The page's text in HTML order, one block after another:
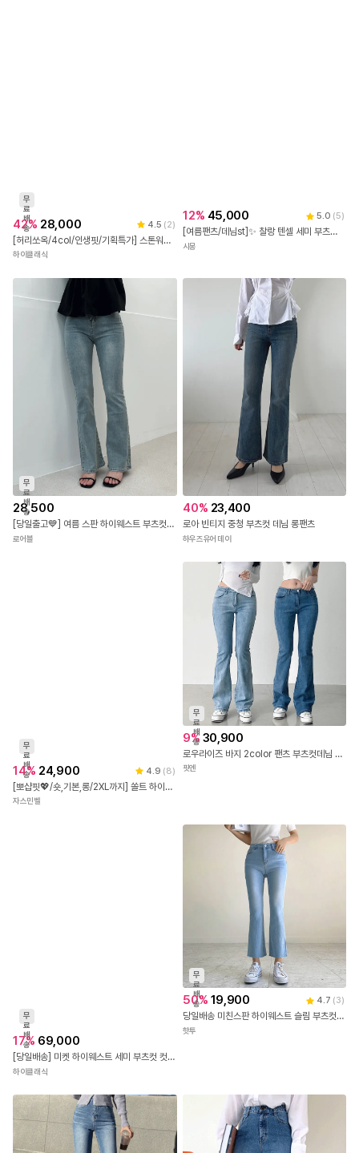
무
료
배
송
42% 28,000 4.5 (2)
[허리쏘옥/4col/인생핏/기획특가] 스톤워싱 Y2K 말라보이는 빈티지 워싱 스판 하이웨스트 세미 부츠컷 데님 청바지
하이클래식
12% 45,000 5.0 (5 )
[여름팬츠/데님st]✨ 찰랑 텐셀 세미 부츠컷 데님 슬랙스
시몽
무
료
배
송
28,500
[당일출고💙] 여름 스판 하이웨스트 부츠컷 청바지 팬츠
로어블
40% 23,400
로아 빈티지 중청 부츠컷 데님 롱팬츠
하우즈유어데이
무
료
배
송
14% 24,900 4.9 (8)
[뽀샵핏💖/숏,기본,롱/2XL까지] 쏠트 하이웨스트 스판부츠컷 딥 워싱 데님 팬츠 인생바지 키작녀 키큰녀 빅사이즈 청바지 5color
자스민벨
무
료
배
송
9% 30,900
로우라이즈 바지 2color 팬츠 부츠컷데님 부츠컷팬츠 골반바지 골반청바지 로우라이즈데님 로우라이즈부츠컷
핏엔
무
료
배
송
17% 69,000
[당일배송] 미켓 하이웨스트 세미 부츠컷 컷팅 데님 청바지
하이클래식
무
료
배
송
50% 19,900 4.7 ( 3 )
당일배송 미친스판 하이웨스트 슬림 부츠컷 연청 데님팬츠
핫투